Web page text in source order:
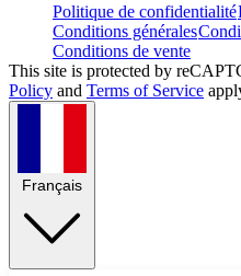
Politique de confidentialité
Conditions générales
Conditions de vente
This site is protected by
Policy and Terms of Service
Français